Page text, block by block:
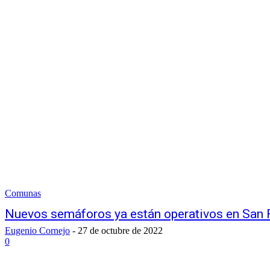
Comunas
Nuevos semáforos ya están operativos en San
Eugenio Cornejo - 27 de octubre de 2022
0